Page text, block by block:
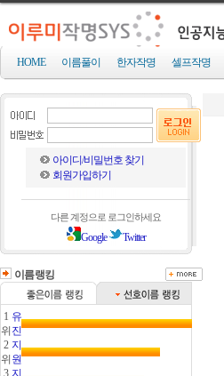
HOME 이름풀이 한자작명 셀프작명
아이디/비밀번호 찾기
회원가입하기
다른 계정으로 로그인하세요
Google Twitter
이름랭킹
1
위
유
진
2
위
지
원
3 지